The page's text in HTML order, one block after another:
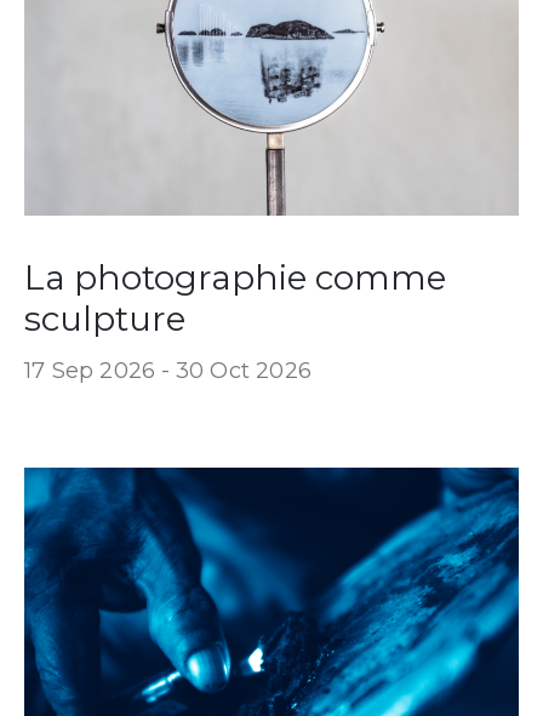
La photographie comme
sculpture
17 Sep 2026 - 30 Oct 2026